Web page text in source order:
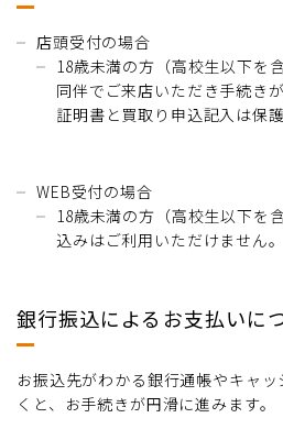
店頭受付の場合
18歳未満の方（高校生以下を
同伴でご来店いただき手続き
証明書と買取り申込記入は保
WEB受付の場合
18歳未満の方（高校生以下を
込みはご利用いただけません。
銀行振込によるお支払いに
お振込先がわかる銀行通帳やキャ
くと、お手続きが円滑に進みます。